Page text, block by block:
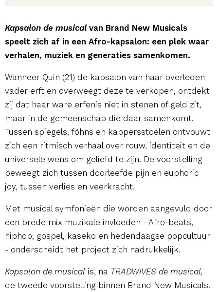
Kapsalon de musicalvan Brand New Musicals
speelt zich af in een Afro-kapsalon: een plek waar
verhalen, muziek en generaties samenkomen.
Wanneer Quin (21) de kapsalon van haar overleden
vader erft en overweegt deze te verkopen, ontdekt
zij dat haar ware erfenis niet in stenen of geld zit,
maar in de gemeenschap die daar samenkomt.
Tussen spiegels, föhns en kappersstoelen ontvouwt
zich een ritmisch verhaal over rouw, identiteit en de
universele wens om geliefd te zijn. De voorstelling
beweegt zich tussen doorleefde pijn en euphoric
joy, tussen verlies en veerkracht.
Met musical symfonieën die worden aangevuld door
een brede mix muzikale invloeden - Afro-beats,
hiphop, gospel, kaseko en hedendaagse popcultuur
- onderscheidt het project zich nadrukkelijk.
Kapsalon de musical is, na TRADWIVES de musical,
de tweede voorstelling binnen Brand New Musicals.